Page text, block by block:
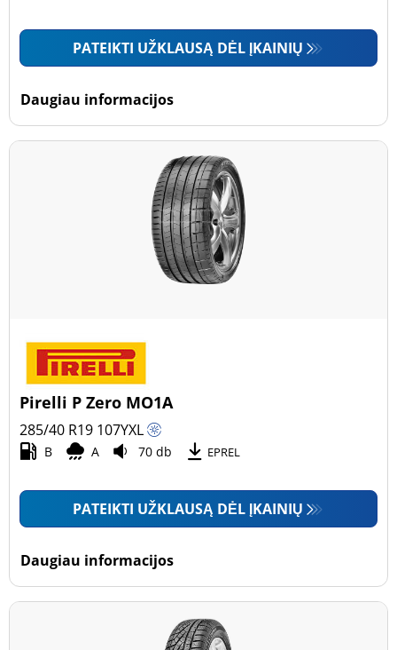
PATEIKTI UŽKLAUSĄ DĖL ĮKAINIŲ
Daugiau informacijos
Pirelli P Zero MO1A
285/40 R19 107YXL
B A 70 db EPREL
PATEIKTI UŽKLAUSĄ DĖL ĮKAINIŲ
Daugiau informacijos